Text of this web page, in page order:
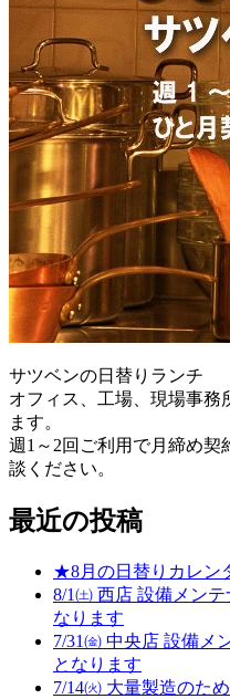
サツベンの日替りランチ
オフィス、工場、現場事務
ます。
週1～2回ご利用で月締め契
談ください。
最近の投稿
★8月の日替りカレン
8/1㈯ 西店 設備メン
なります
7/31㈮ 中央店 設備メ
となります
7/14㈫ 大量製造のた